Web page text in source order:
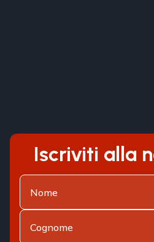
Iscriviti alla